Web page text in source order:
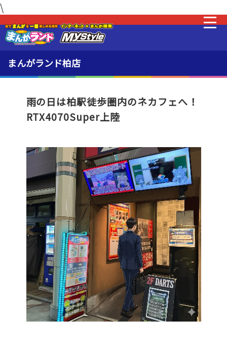
\
MLeF
設備
販売品
貸出品
オンラインゲーム
映画/アニメ/電子書籍
まんがランド柏店
新着・オススメ情報
雨の日は柏駅徒歩圏内のネカフェへ！
RTX4070Super上陸